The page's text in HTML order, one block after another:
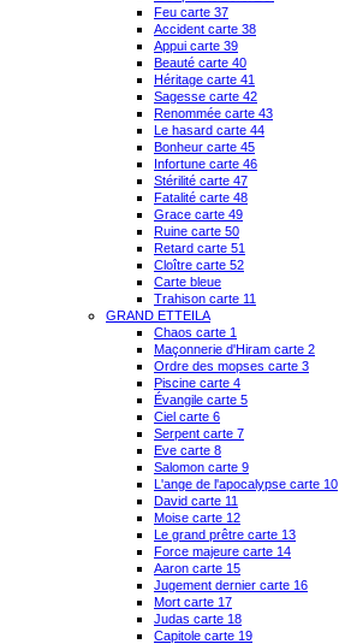
Feu carte 37
Accident carte 38
Appui carte 39
Beauté carte 40
Héritage carte 41
Sagesse carte 42
Renommée carte 43
Le hasard carte 44
Bonheur carte 45
Infortune carte 46
Stérilité carte 47
Fatalité carte 48
Grace carte 49
Ruine carte 50
Retard carte 51
Cloître carte 52
Carte bleue
Trahison carte 11
GRAND ETTEILA
Chaos carte 1
Maçonnerie d'Hiram carte 2
Ordre des mopses carte 3
Piscine carte 4
Évangile carte 5
Ciel carte 6
Serpent carte 7
Eve carte 8
Salomon carte 9
L'ange de l'apocalypse carte 10
David carte 11
Moise carte 12
Le grand prêtre carte 13
Force majeure carte 14
Aaron carte 15
Jugement dernier carte 16
Mort carte 17
Judas carte 18
Capitole carte 19